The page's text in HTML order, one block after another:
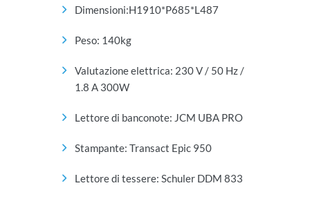
Dimensioni:H1910*P685*L487
Peso: 140kg
Valutazione elettrica: 230 V / 50 Hz /
1.8 A 300W
Lettore di banconote: JCM UBA PRO
Stampante: Transact Epic 950
Lettore di tessere: Schuler DDM 833